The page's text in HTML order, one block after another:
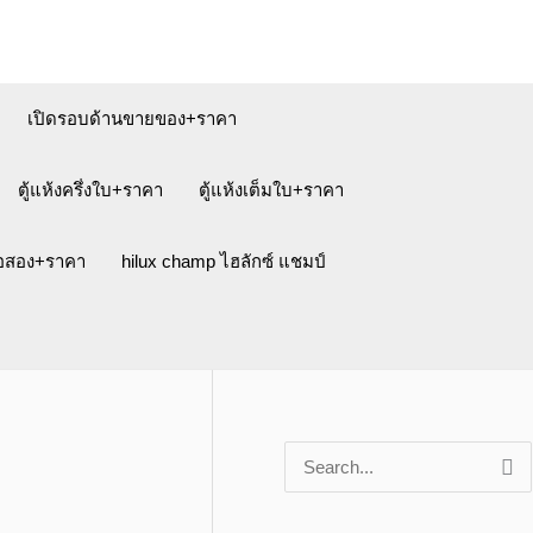
เปิดรอบด้านขายของ+ราคา
ตู้แห้งครึ่งใบ+ราคา ตู้แห้งเต็มใบ+ราคา
อง+ราคา hilux champ ไฮลักซ์ แชมป์